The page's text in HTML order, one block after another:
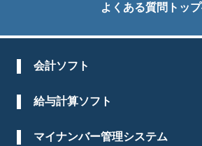
よくある質問トッ
会計ソフト
給与計算ソフト
マイナンバー管理システム